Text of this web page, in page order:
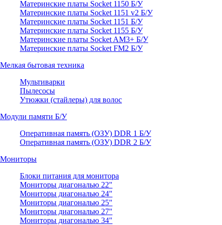
Материнские платы Socket 1150 Б/У
Материнские платы Socket 1151 v2 Б/У
Материнские платы Socket 1151 Б/У
Материнские платы Socket 1155 Б/У
Материнские платы Socket AM3+ Б/У
Материнские платы Socket FM2 Б/У
Мелкая бытовая техника
Мультиварки
Пылесосы
Утюжки (стайлеры) для волос
Модули памяти Б/У
Оперативная память (ОЗУ) DDR 1 Б/У
Оперативная память (ОЗУ) DDR 2 Б/У
Мониторы
Блоки питания для монитора
Мониторы диагональю 22"
Мониторы диагональю 24"
Мониторы диагональю 25"
Мониторы диагональю 27"
Мониторы диагональю 34"